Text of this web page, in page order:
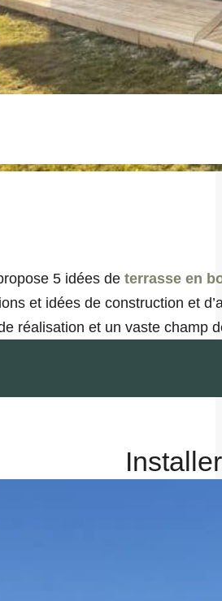
5 idées de terrasse en
et idées de construction et
réalisation et un vaste champ